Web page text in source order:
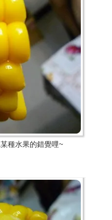
種水果的錯覺哩~